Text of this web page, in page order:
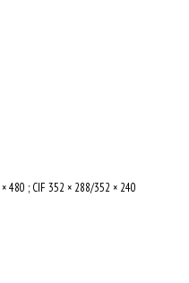
480 ; CIF 352 × 288/352 × 240